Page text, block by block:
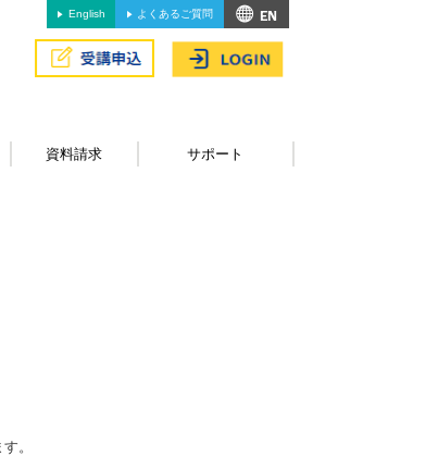
English よくあるご質問
資料請求 サポート
。